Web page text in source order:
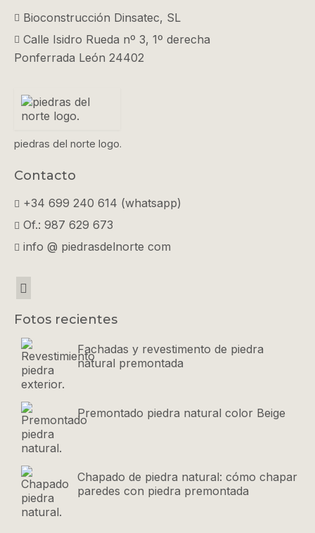
Bioconstrucción Dinsatec, SL
Calle Isidro Rueda nº 3, 1º derecha
Ponferrada León 24402
piedras del norte logo.
Contacto
+34 699 240 614 (whatsapp)
Of.: 987 629 673
info @ piedrasdelnorte com
Fotos recientes
Fachadas y revestimento de piedra
natural premontada
Premontado piedra natural color Beige
Chapado de piedra natural: cómo chapar
paredes con piedra premontada